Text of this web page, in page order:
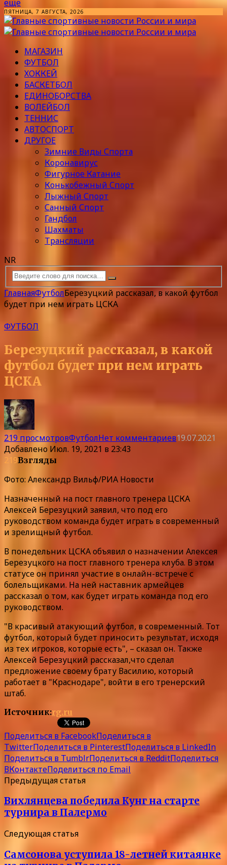
еще
ПЯТНИЦА, 7 АВГУСТА, 2026
МАГАЗИН
ФУТБОЛ
ХОККЕЙ
БАСКЕТБОЛ
ЕДИНОБОРСТВА
ВОЛЕЙБОЛ
ТЕННИС
АВТОСПОРТ
ДРУГОЕ
Зимние Виды Спорта
Коронавирус
Фигурное Катание
Конькобежный Спорт
Лыжный Спорт
Санный Спорт
Гандбол
Шахматы
Трансляции
NR
ГлавнаяФутболБерезуцкий рассказал, в какой футбол
будет при нем играть ЦСКА
ФУТБОЛ
Березуцкий рассказал, в какой
футбол будет при нем играть
ЦСКА
219 просмотровФутболНет комментариев19.07.2021
Добавлено Июл. 19, 2021 в 23:43
219Взгляды
Фото: Александр Вильф/РИА Новости
Назначенный на пост главного тренера ЦСКА
Алексей Березуцкий заявил, что под его
руководством команда будет играть в современный
и зрелищный футбол.
В понедельник ЦСКА объявил о назначении Алексея
Березуцкого на пост главного тренера клуба. В этом
статусе он принял участие в онлайн-встрече с
болельщиками. На ней наставник армейцев
рассказал о том, как будет играть команда под его
руководством.
"В красивый атакующий футбол, в современный. Тот
футбол, который будет приносить результат, исходя
из тех игроков, которые есть", – сказал он. Также
Алексей Березуцкий рассказал,что сделал
предложение своему брату Василию, который
работает в "Краснодаре", войти в его тренерский
штаб.
Источник:rg.ru
Поделиться в FacebookПоделиться в
TwitterПоделиться в PinterestПоделиться в LinkedIn
Поделиться в TumblrПоделиться в RedditПоделиться
ВКонтактеПоделиться по Email
Предыдущая статья
Вихлянцева победила Кунг на старте
турнира в Палермо
Следующая статья
Самсонова уступила 18-летней китаянке